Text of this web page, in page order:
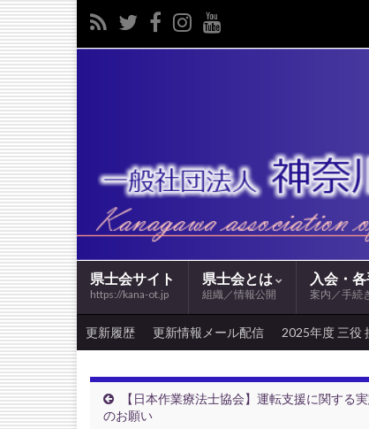
県士会サイト
https://kana-ot.jp
県士会とは
組織／情報公開
入会・
案内／手続
更新履歴 更新情報メール配信 2025年度 三役
【日本作業療法士協会】運転支援に関する
のお願い